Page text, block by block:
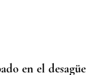
en el desagüe